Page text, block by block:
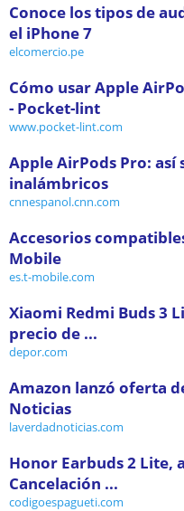
Conoce los tipos de
el iPhone 7
elcomercio.pe
Cómo usar Apple
- Pocket-lint
www.pocket-lint.com
Apple AirPods Pro:
inalámbricos
cnnespanol.cnn.com
Accesorios
Mobile
es.t-mobile.com
Xiaomi Redmi Buds 3
precio de ...
depor.com
Amazon lanzó oferta
Noticias
laverdadnoticias.com
Honor Earbuds 2 Lite,
Cancelación ...
codigoespagueti.com